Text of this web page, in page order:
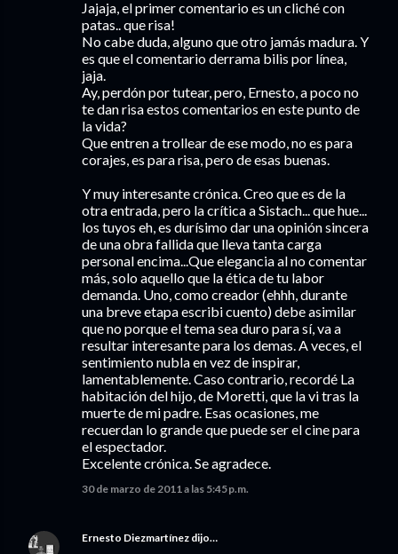
Jajaja, el primer comentario es un cliché con
patas.. que risa!
No cabe duda, alguno que otro jamás madura. Y
es que el comentario derrama bilis por línea,
jaja.
Ay, perdón por tutear, pero, Ernesto, a poco no
te dan risa estos comentarios en este punto de
la vida?
Que entren a trollear de ese modo, no es para
corajes, es para risa, pero de esas buenas.
Y muy interesante crónica. Creo que es de la
otra entrada, pero la crítica a Sistach... que hue...
los tuyos eh, es durísimo dar una opinión sincera
de una obra fallida que lleva tanta carga
personal encima...Que elegancia al no comentar
más, solo aquello que la ética de tu labor
demanda. Uno, como creador (ehhh, durante
una breve etapa escribi cuento) debe asimilar
que no porque el tema sea duro para sí, va a
resultar interesante para los demas. A veces, el
sentimiento nubla en vez de inspirar,
lamentablemente. Caso contrario, recordé La
habitación del hijo, de Moretti, que la vi tras la
muerte de mi padre. Esas ocasiones, me
recuerdan lo grande que puede ser el cine para
el espectador.
Excelente crónica. Se agradece.
30 de marzo de 2011 a las 5:45 p.m.
Ernesto Diezmartínez dijo…